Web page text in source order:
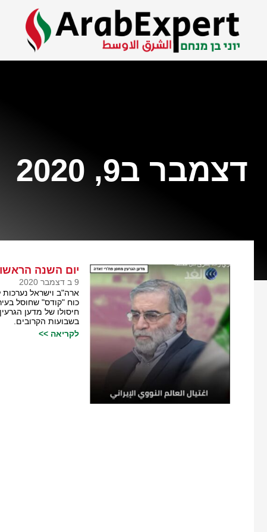
דצמבר ב9, 2020
יום השנה
9 ב דצמבר 2020
ארה"ב וישראל
כוח "קודס" שחוסל
חיסולו של מדען
בשבועות הקרובים.
לקריאה >>